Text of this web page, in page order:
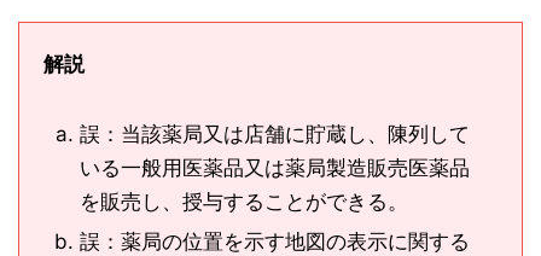
解説
誤：当該薬局又は店舗に貯蔵し、陳列して
いる一般用医薬品又は薬局製造販売医薬品
を販売し、授与することができる。
誤：薬局の位置を示す地図の表示に関する